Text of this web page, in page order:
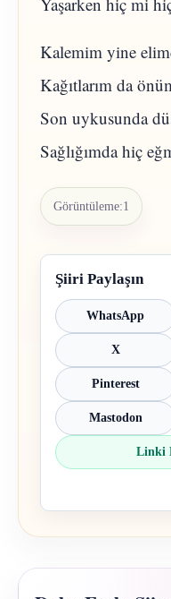
Kalemim yine
Kağıtlarım da
Son uykusunda
Sağlığımda hiç
Görüntüleme:1
Şiiri Paylaşın
WhatsApp
X
Pinterest
Mastodon
Linki